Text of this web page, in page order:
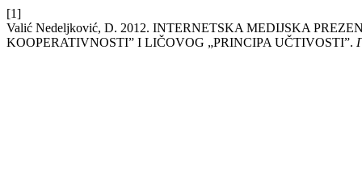
[1]
Valić Nedeljković, D. 2012. INTERNETSKA MEDIJSKA
KOOPERATIVNOSTI” I LIČOVOG „PRINCIPA UČTIVOSTI”.